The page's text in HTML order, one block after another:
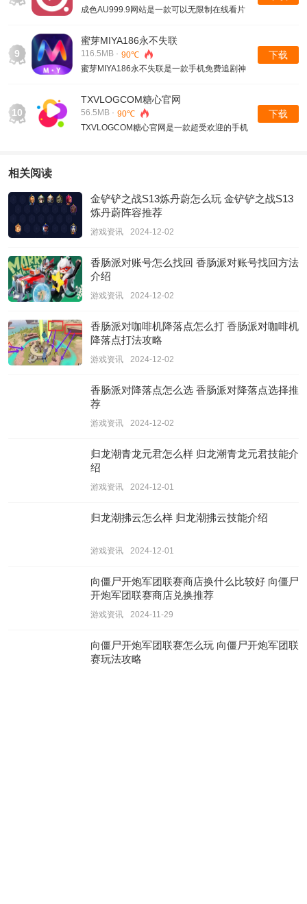
中，享受观影的乐趣。
成色AU999.9网站是一款可以无限制在线看片
的视频观看平台，更汇聚了全网的精彩影视剧
资源，让用户在这里轻松发现无数令人着迷的
故事。
9
蜜芽MIYA186永不失联
116.5MB · 90℃
蜜芽MIYA186永不失联是一款手机免费追剧神
验。这款软件不仅视频资源多，更新速度也非
常快，确保了每日最新、最热门的影视作品都
能第一时间呈现在用户眼前
下载
10
TXVLOGCOM糖心官网
56.5MB · 90℃
TXVLOGCOM糖心官网是一款超受欢迎的手机
下载
相关阅读
金铲铲之战S13炼丹蔚怎么玩 金铲铲之战S13
炼丹蔚阵容推荐
游戏资讯 2024-12-02
香肠派对账号怎么找回 香肠派对账号找回方法
介绍
游戏资讯 2024-12-02
香肠派对咖啡机降落点怎么打 香肠派对咖啡机
降落点打法攻略
游戏资讯 2024-12-02
香肠派对降落点怎么选 香肠派对降落点选择推
荐
游戏资讯 2024-12-02
归龙潮青龙元君怎么样 归龙潮青龙元君技能介
绍
游戏资讯 2024-12-01
归龙潮拂云怎么样 归龙潮拂云技能介绍
游戏资讯 2024-12-01
向僵尸开炮军团联赛商店换什么比较好 向僵尸
开炮军团联赛商店兑换推荐
游戏资讯 2024-11-29
向僵尸开炮军团联赛怎么玩 向僵尸开炮军团联
赛玩法攻略